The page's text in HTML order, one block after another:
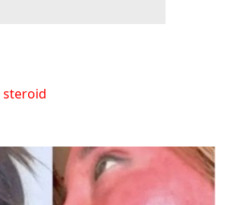
steroid